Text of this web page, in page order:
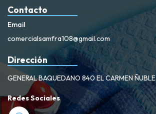
Contacto
Email
comercialsamfra108@gmail.com
Dirección
GENERAL BAQUEDANO 840 EL CARMEN ÑUBLE
Redes Sociales